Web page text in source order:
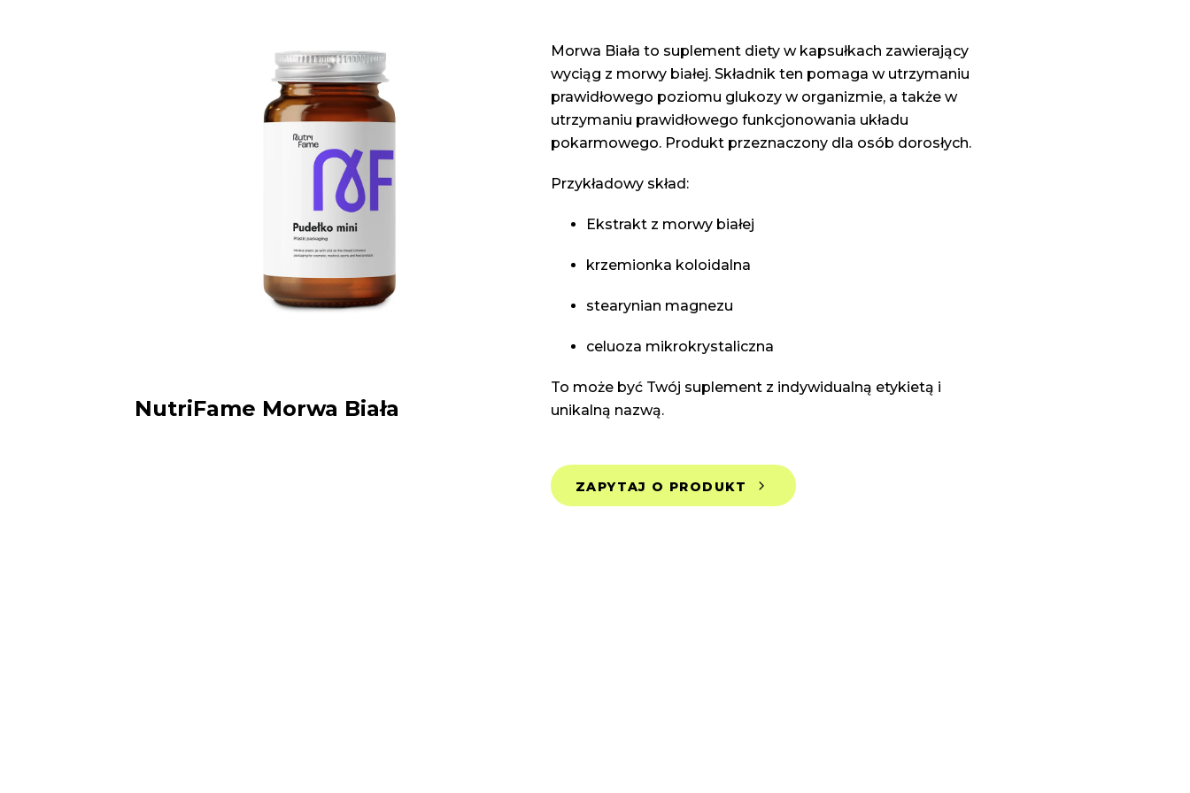
NutriFame Morwa Biała
Morwa Biała to suplement diety w kapsułkach zawierający
wyciąg z morwy białej. Składnik ten pomaga w utrzymaniu
prawidłowego poziomu glukozy w organizmie, a także w
utrzymaniu prawidłowego funkcjonowania układu
pokarmowego. Produkt przeznaczony dla osób dorosłych.
Przykładowy skład:
Ekstrakt z morwy białej
krzemionka koloidalna
stearynian magnezu
celuoza mikrokrystaliczna
To może być Twój suplement z indywidualną etykietą i
unikalną nazwą.
ZAPYTAJ O PRODUKT